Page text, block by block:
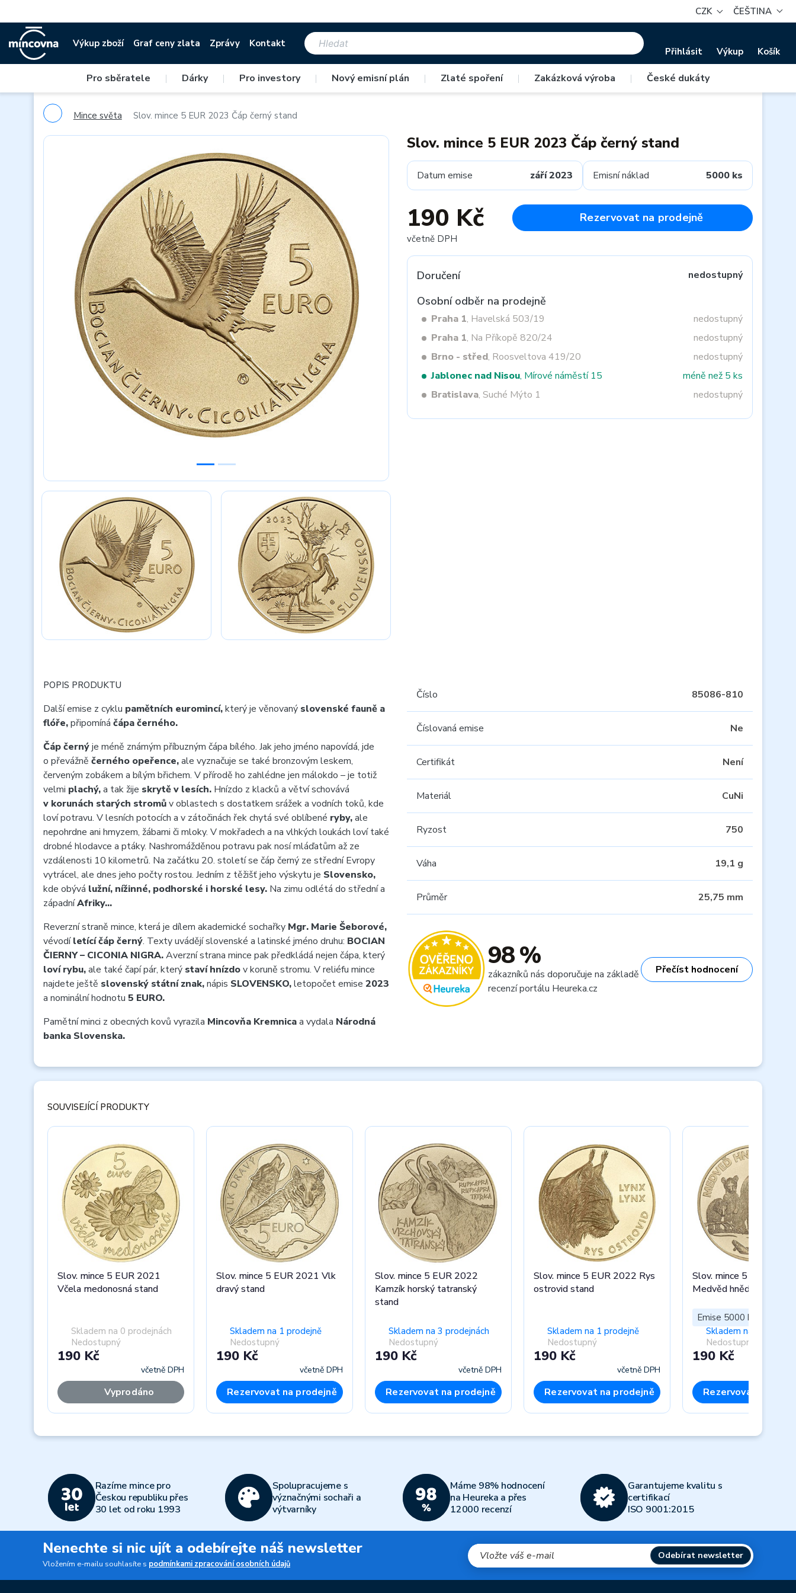
CZK ČEŠTINA
Výkup zboží Graf ceny zlata Zprávy Kontakt
Přihlásit Výkup Košík
Pro sběratele | Dárky | Pro investory | Nový emisní plán | Zlaté spoření | Zakázková výroba | České dukáty
Mince světa Slov. mince 5 EUR 2023 Čáp černý stand
Previous
Slov. mince 5 EUR 2023 Čáp černý stand
Datum emise září 2023 Emisní náklad 5000 ks
190 Kč
včetně DPH
Rezervovat na prodejně
Doručení nedostupný
Osobní odběr na prodejně
Praha 1, Havelská 503/19
nedostupný
Praha 1, Na Příkopě 820/24
nedostupný
Brno - střed, Roosveltova 419/20
nedostupný
Jablonec nad Nisou, Mírové náměstí 15
méně než 5 ks
Bratislava, Suché Mýto 1 nedostupný
POPIS PRODUKTU
Další emise z cyklu pamětních euromincí,který je věnovaný slovenské fauně a
flóře,připomíná čápa černého.
Čáp černýje méně známým příbuzným čápa bílého. Jak jeho jméno napovídá, jde
o převážně černého opeřence,ale vyznačuje se také bronzovým leskem,
červeným zobákem a bílým břichem. V přírodě ho zahlédne jen málokdo – je totiž
velmi plachý,a tak žije skrytě v lesích. Hnízdo z klacků a větví schovává
v korunách starých stromův oblastech s dostatkem srážek a vodních toků, kde
loví potravu. V lesních potocích a v zátočinách řek chytá své oblíbené ryby,ale
nepohrdne ani hmyzem, žábami či mloky. V mokřadech a na vlhkých loukách loví také
drobné hlodavce a ptáky. Nashromážděnou potravu pak nosí mláďatům až ze
vzdálenosti 10 kilometrů. Na začátku 20. století se čáp černý ze střední Evropy
vytrácel, ale dnes jeho počty rostou. Jedním z těžišť jeho výskytu je Slovensko,
kde obývá lužní, nížinné, podhorské i horské lesy. Na zimu odlétá do střední a
západníAfriky…
Reverzní straně mince, která je dílem akademické sochařky Mgr. Marie Šeborové,
vévodíletící čáp černý. Texty uvádějí slovenské a latinské jméno druhu: BOCIAN
ČIERNY – CICONIA NIGRA.Averzní strana mince pak předkládá nejen čápa, který
loví rybu,ale také čapí pár, který staví hnízdov koruně stromu. V reliéfu mince
najdete ještě slovenský státní znak,nápis SLOVENSKO,letopočet emise 2023
a nominální hodnotu 5 EURO.
Pamětní minci z obecných kovů vyrazila Mincovňa Kremnicaa vydala Národná
banka Slovenska.
Číslo 85086-810
Číslovaná emise Ne
Certifikát Není
Materiál CuNi
Ryzost 750
Váha 19,1 g
Průměr 25,75 mm
98 %
zákazníků nás doporučuje na základě
recenzí portálu Heureka.cz
Přečíst hodnocení
SOUVISEJÍCÍ PRODUKTY
Slov. mince 5 EUR 2021
Včela medonosná stand
Skladem na 0 prodejnách
Nedostupný
190 Kč
včetně DPH
Vyprodáno
Slov. mince 5 EUR 2021 Vlk
dravý stand
Skladem na 1 prodejně
Nedostupný
190 Kč
včetně DPH
Rezervovat na prodejně
Slov. mince 5 EUR 2022
Kamzík horský tatranský
stand
Skladem na 3 prodejnách
Nedostupný
190 Kč
včetně DPH
Rezervovat na prodejně
Slov. mince 5 EUR 2022 Rys
ostrovid stand
Skladem na 1 prodejně
Nedostupný
190 Kč
včetně DPH
Rezervovat na prodejně
Slov. mince 5 EUR 2023
Medvěd hnědý stand
Emise 5000 ks
Skladem na 1
Nedostupný
190 Kč
Rezervovat na
Razíme mince pro
Českou republiku přes
30 let od roku 1993
Spolupracujeme s
význačnými sochaři a
výtvarníky
Máme 98% hodnocení
na Heureka a přes
12000 recenzí
Garantujeme kvalitu s
certifikací
ISO 9001:2015
Nenechte si nic ujít a odebírejte náš newsletter
Vložením e-mailu souhlasíte s podmínkami zpracování osobních údajů
Odebírat newsletter